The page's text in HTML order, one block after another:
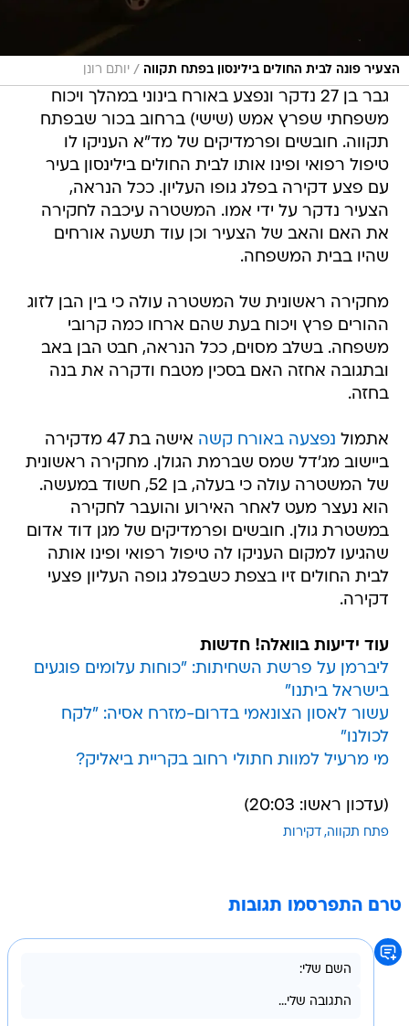
הצעיר פונה לבית החולים בילינסון בפתח תקווה / יותם רונן
גבר בן 27 נדקר ונפצע באורח בינוני במהלך ויכוח
משפחתי שפרץ אמש (שישי) ברחוב בכור שבפתח
תקווה. חובשים ופרמדיקים של מד"א העניקו לו
טיפול רפואי ופינו אותו לבית החולים בילינסון בעיר
עם פצע דקירה בפלג גופו העליון. ככל הנראה,
הצעיר נדקר על ידי אמו. המשטרה עיכבה לחקירה
את האם והאב של הצעיר וכן עוד תשעה אורחים
שהיו בבית המשפחה.
מחקירה ראשונית של המשטרה עולה כי בין הבן לזוג
ההורים פרץ ויכוח בעת שהם ארחו כמה קרובי
משפחה. בשלב מסוים, ככל הנראה, חבט הבן באב
ובתגובה אחזה האם בסכין מטבח ודקרה את בנה
בחזה.
אתמול נפצעה באורח קשה
אישה בת 47 מדקירה
ביישוב מג'דל שמס שברמת הגולן. מחקירה ראשונית
של המשטרה עולה כי בעלה, בן 52, חשוד במעשה.
הוא נעצר מעט לאחר האירוע והועבר לחקירה
במשטרת גולן. חובשים ופרמדיקים של מגן דוד אדום
שהגיעו למקום העניקו לה טיפול רפואי ופינו אותה
לבית החולים זיו בצפת כשבפלג גופה העליון פצעי
דקירה.
עוד ידיעות בוואלה! חדשות
ליברמן על פרשת השחיתות: "כוחות עלומים פוגעים
בישראל ביתנו"
עשור לאסון הצונאמי בדרום-מזרח אסיה: "לקח
לכולנו"
מי מרעיל למוות חתולי רחוב בקריית ביאליק?
(עדכון ראשו: 20:03)
פתח תקווה דקירות
טרם התפרסמו תגובות